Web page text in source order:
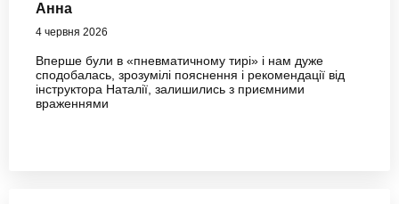
Анна
4 червня 2026
Вперше були в «пневматичному тирі» і нам дуже
сподобалась, зрозумілі пояснення і рекомендації від
інструктора Наталії, залишились з приємними
враженнями